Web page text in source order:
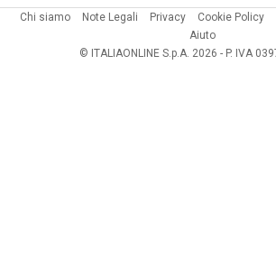
Chi siamo Note Legali Privacy Cookie Policy
Aiuto
© ITALIAONLINE S.p.A. 2026 - P. IVA